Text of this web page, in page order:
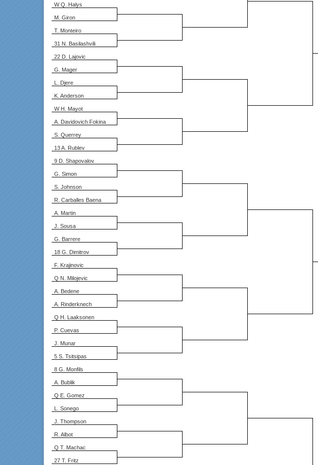
W Q. Halys
M. Giron
T. Monteiro
31 N. Basilashvili
22 D. Lajovic
G. Mager
L. Djere
K. Anderson
W H. Mayot
A. Davidovich Fokina
S. Querrey
13 A. Rublev
9 D. Shapovalov
G. Simon
S. Johnson
R. Carballes Baena
A. Martin
J. Sousa
G. Barrere
18 G. Dimitrov
F. Krajinovic
Q N. Milojevic
A. Bedene
A. Rinderknech
Q H. Laaksonen
P. Cuevas
J. Munar
5 S. Tsitsipas
8 G. Monfils
A. Bublik
Q E. Gomez
L. Sonego
J. Thompson
R. Albot
Q T. Machac
27 T. Fritz